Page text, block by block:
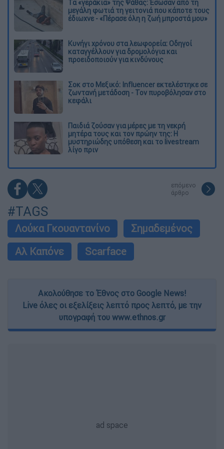
Τα «γεράκια» της Ψάθας: Έσωσαν από τη
μεγάλη φωτιά τη γειτονιά που κάποτε τους
έδιωχνε - «Πέρασε όλη η ζωή μπροστά μου»
Κυνήγι χρόνου στα λεωφορεία: Οδηγοί
καταγγέλλουν για δρομολόγια και
προειδοποιούν για κινδύνους
Σοκ στο Μεξικό: Influencer εκτελέστηκε σε
ζωντανή μετάδοση - Τον πυροβόλησαν στο
κεφάλι
Παιδιά ζούσαν για μέρες με τη νεκρή
μητέρα τους και τον πρώην της: Η
μυστηριώδης υπόθεση και το livestream
λίγο πριν
επόμενο
άρθρο
#TAGS
Λούκα Γκουαντανίνο
Σημαδεμένος
Αλ Καπόνε
Scarface
Ακολούθησε το Έθνος στο Google News!
Live όλες οι εξελίξεις λεπτό προς λεπτό, με την
υπογραφή του www.ethnos.gr